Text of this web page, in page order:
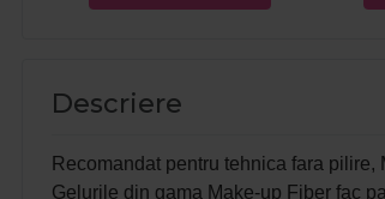
Descriere
Recomandat pentru tehnica fara
Gelurile din gama Make-up Fiber fac